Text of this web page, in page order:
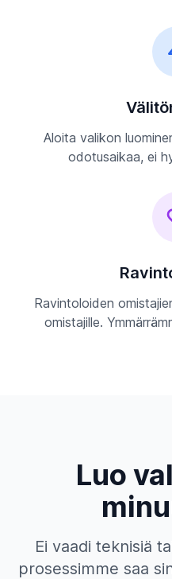
Aloita valikon
odotusaikaa, ei
Ravintoloiden
omistajille.
Luo
Ei vaadi teknisiä
prosessimme saa